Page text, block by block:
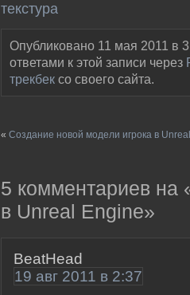
текстура
Опубликовано 11 мая 2011 в
ответами к этой записи через
трекбек со своего сайта.
« Создание новой модели игрока в
5 комментариев на
в Unreal Engine»
BeatHead
19 авг 2011 в 2:37